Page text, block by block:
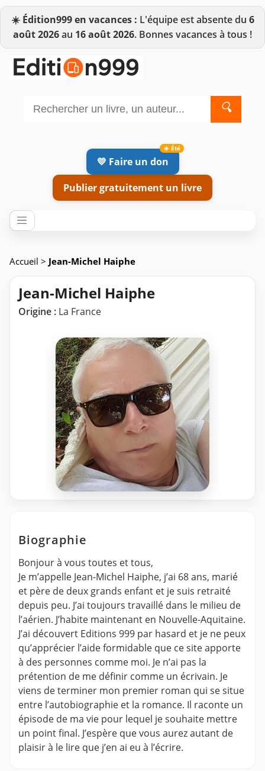
☀️ Édition999 en vacances : L'équipe est absente du 6
août 2026au 16 août 2026. Bonnes vacances à tous !
🔍
💛 Faire un don
Publier gratuitement un livre
Accueil > Jean-Michel Haiphe
Jean-Michel Haiphe
Origine : La France
Biographie
Bonjour à vous toutes et tous,
Je m’appelle Jean-Michel Haiphe, j’ai 68 ans, marié
et père de deux grands enfant et je suis retraité
depuis peu. J’ai toujours travaillé dans le milieu de
l’aérien. J’habite maintenant en Nouvelle-Aquitaine.
J’ai découvert Editions 999 par hasard et je ne peux
qu’apprécier l’aide formidable que ce site apporte
à des personnes comme moi. Je n’ai pas la
prétention de me définir comme un écrivain. Je
viens de terminer mon premier roman qui se situe
entre l’autobiographie et la romance. Il raconte un
épisode de ma vie pour lequel je souhaite mettre
un point final. J’espère que vous aurez autant de
plaisir à le lire que j’en ai eu à l’écrire.